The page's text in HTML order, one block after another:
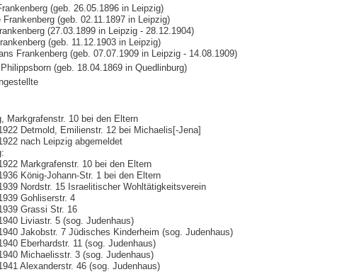
(geb. 26.05.1896 in Leipzig)
Frankenberg (geb. 02.11.1897 in Leipzig)
(27.03.1899 in Leipzig - 28.12.1904)
(geb. 11.12.1903 in Leipzig)
Frankenberg (geb. 07.07.1909 in Leipzig - 14.08.1909)
(geb. 18.04.1869 in Quedlinburg)
Markgrafenstr. 10 bei den Eltern
Detmold, Emilienstr. 12 bei Michaelis[-Jena]
nach Leipzig abgemeldet
Markgrafenstr. 10 bei den Eltern
König-Johann-Str. 1 bei den Eltern
Nordstr. 15 Israelitischer Wohltätigkeitsverein
Gohliserstr. 4
Grassi Str. 16
Liviastr. 5 (sog. Judenhaus)
Jakobstr. 7 Jüdisches Kinderheim (sog. Judenhaus)
Eberhardstr. 11 (sog. Judenhaus)
Michaelisstr. 3 (sog. Judenhaus)
Alexanderstr. 46 (sog. Judenhaus)